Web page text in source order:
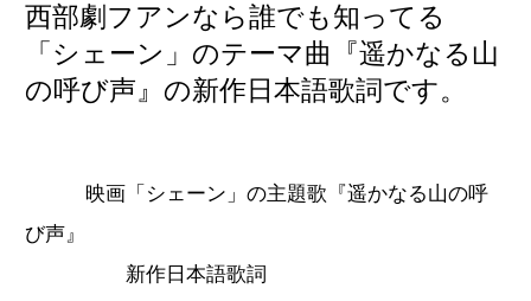
西部劇フアンなら誰でも知ってる
「シェーン」のテーマ曲『遥かなる山
の呼び声』の新作日本語歌詞です。
映画「シェーン」の主題歌『遥かなる山の呼
び声』
新作日本語歌詞